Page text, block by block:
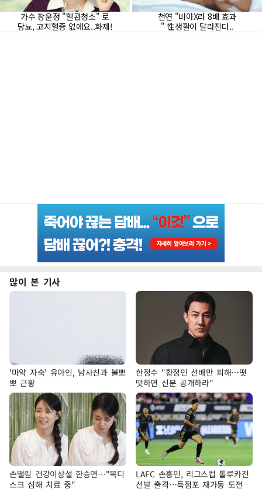
많이 본 기사
'마약 자숙' 유아인, 남사친과 볼뽀
뽀 근황
한정수 "황정민 선배만 피해…떳
떳하면 신분 공개하라"
손떨림 건강이상설 한승연…"목디
스크 심해 치료 중"
LAFC 손흥민, 리그스컵 톨루카전
선발 출격…득점포 재가동 도전